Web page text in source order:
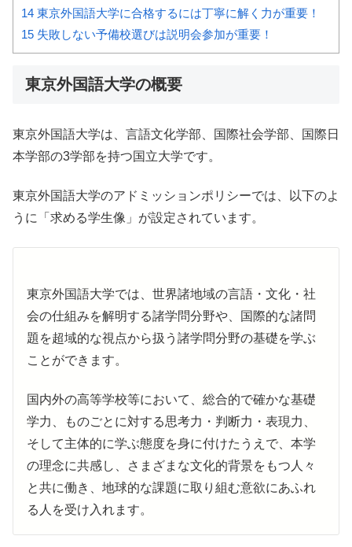
14 東京外国語大学に合格するには丁寧に解く力が重要！
15 失敗しない予備校選びは説明会参加が重要！
東京外国語大学の概要
東京外国語大学は、言語文化学部、国際社会学部、国際日
本学部の3学部を持つ国立大学です。
東京外国語大学のアドミッションポリシーでは、以下のよ
うに「求める学生像」が設定されています。
東京外国語大学では、世界諸地域の言語・文化・社
会の仕組みを解明する諸学問分野や、国際的な諸問
題を超域的な視点から扱う諸学問分野の基礎を学ぶ
ことができます。
国内外の高等学校等において、総合的で確かな基礎
学力、ものごとに対する思考力・判断力・表現力、
そして主体的に学ぶ態度を身に付けたうえで、本学
の理念に共感し、さまざまな文化的背景をもつ人々
と共に働き、地球的な課題に取り組む意欲にあふれ
る人を受け入れます。